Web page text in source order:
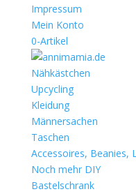
Impressum
Mein Konto
0-Artikel
Nähkästchen
Upcycling
Kleidung
Männersachen
Taschen
Accessoires, Beanies,
Noch mehr DIY
Bastelschrank